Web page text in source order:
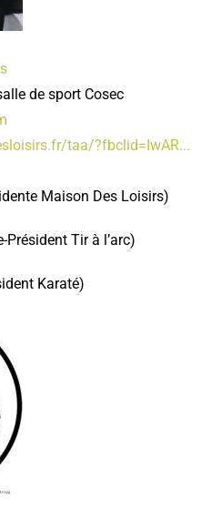
de sport Cosec
taa/?fbclid=IwAR...
Maison Des Loisirs)
Président Tir à l’arc)
Karaté)